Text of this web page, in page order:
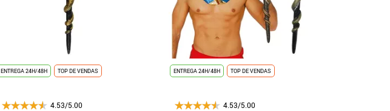
ENTREGA 24H/48H TOP DE VENDAS
4.53/5.00
ENTREGA 24H/48H TOP DE VENDAS
4.53/5.00